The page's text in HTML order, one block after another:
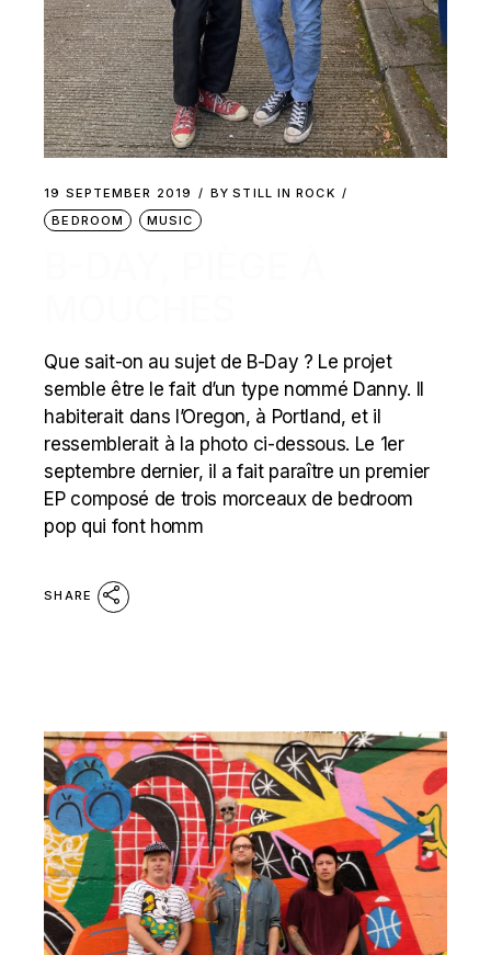
19 SEPTEMBER 2019 BY STILL IN ROCK
BEDROOM
MUSIC
Que sait-on au sujet de B-Day ? Le projet
semble être le fait d’un type nommé Danny. Il
habiterait dans l’Oregon, à Portland, et il
ressemblerait à la photo ci-dessous. Le 1er
septembre dernier, il a fait paraître un premier
EP composé de trois morceaux de bedroom
pop qui font homm
SHARE